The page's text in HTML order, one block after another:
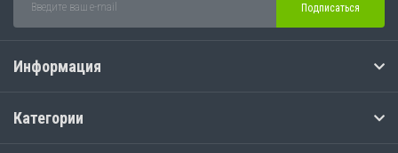
Подписаться
Информация
Категории